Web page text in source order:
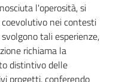
l'operosità, si
nei contesti
tali esperienze,
richiama la
distintivo delle
progetti, conferendo